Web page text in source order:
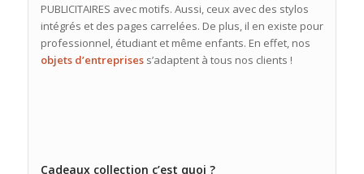
PUBLICITAIRES avec motifs. Aussi, ceux avec des stylos
intégrés et des pages carrelées. De plus, il en existe pour
professionnel, étudiant et même enfants. En effet, nos
objets d’entreprisess’adaptent à tous nos clients !
Cadeaux collection c’est quoi ?